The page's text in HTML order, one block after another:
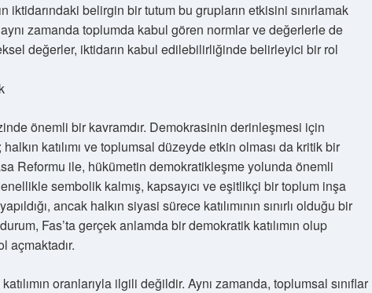
iktidarındaki belirgin bir tutum bu grupların etkisini sınırlamak
zamanda toplumda kabul gören normlar ve değerlerle de
değerler, iktidarın kabul edilebilirliğinde belirleyici bir rol
önemli bir kavramdır. Demokrasinin derinleşmesi için
katılımı ve toplumsal düzeyde etkin olması da kritik bir
Reformu ile, hükümetin demokratikleşme yolunda önemli
sembolik kalmış, kapsayıcı ve eşitlikçi bir toplum inşa
ancak halkın siyasi sürece katılımının sınırlı olduğu bir
Fas’ta gerçek anlamda bir demokratik katılımın olup
açmaktadır.
katılımın oranlarıyla ilgili değildir. Aynı zamanda, toplumsal sınıflar